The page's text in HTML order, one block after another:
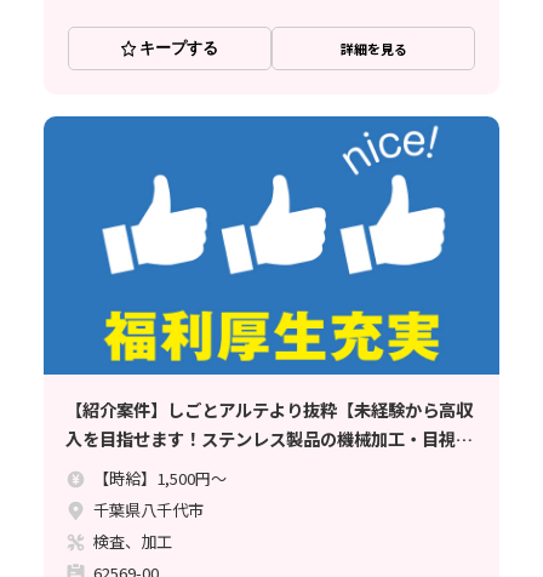
キープする 詳細を見る
【紹介案件】しごとアルテより抜粋【未経験から高収
入を目指せます！ステンレス製品の機械加工・目視検
査など】時給1500円//寮完備/土日休み/月収例33.7万
円でしっかり稼げる♪
【時給】1,500円～
千葉県八千代市
検査、加工